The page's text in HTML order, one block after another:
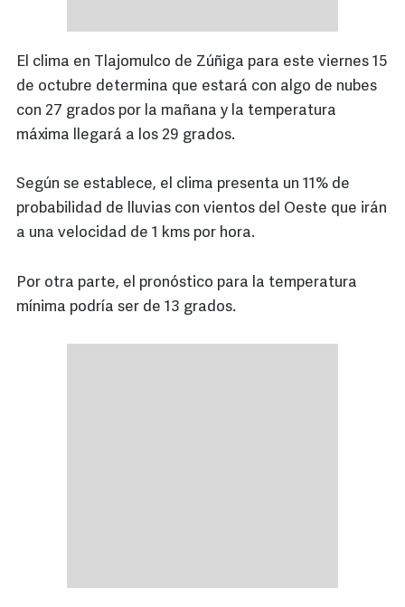
El clima en Tlajomulco de Zúñiga para este viernes 15
de octubre determina que estará con algo de nubes
con 27 grados por la mañana y la temperatura
máxima llegará a los 29 grados.
Según se establece, el clima presenta un 11% de
probabilidad de lluvias con vientos del Oeste que irán
a una velocidad de 1 kms por hora.
Por otra parte, el pronóstico para la temperatura
mínima podría ser de 13 grados.